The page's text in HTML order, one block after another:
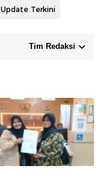
Update Terkini
Tim Redaksi